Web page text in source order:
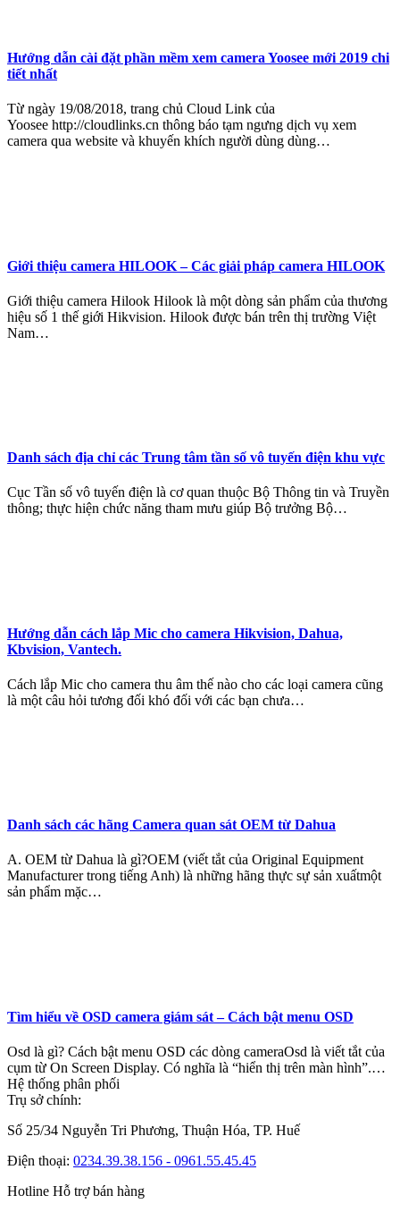
Hướng dẫn cài đặt phần mềm xem camera Yoosee mới 2019 chi
tiết nhất
Từ ngày 19/08/2018, trang chủ Cloud Link của
Yoosee http://cloudlinks.cn thông báo tạm ngưng dịch vụ xem
camera qua website và khuyến khích người dùng dùng…
Giới thiệu camera HILOOK – Các giải pháp camera HILOOK
Giới thiệu camera Hilook Hilook là một dòng sản phẩm của thương
hiệu số 1 thế giới Hikvision. Hilook được bán trên thị trường Việt
Nam…
Danh sách địa chỉ các Trung tâm tần số vô tuyến điện khu vực
Cục Tần số vô tuyến điện là cơ quan thuộc Bộ Thông tin và Truyền
thông; thực hiện chức năng tham mưu giúp Bộ trưởng Bộ…
Hướng dẫn cách lắp Mic cho camera Hikvision, Dahua,
Kbvision, Vantech.
Cách lắp Mic cho camera thu âm thế nào cho các loại camera cũng
là một câu hỏi tương đối khó đối với các bạn chưa…
Danh sách các hãng Camera quan sát OEM từ Dahua
A. OEM từ Dahua là gì?OEM (viết tắt của Original Equipment
Manufacturer trong tiếng Anh) là những hãng thực sự sản xuấtmột
sản phẩm mặc…
Tìm hiểu về OSD camera giám sát – Cách bật menu OSD
Osd là gì? Cách bật menu OSD các dòng cameraOsd là viết tắt của
cụm từ On Screen Display. Có nghĩa là “hiển thị trên màn hình”.…
Hệ thống phân phối
Trụ sở chính:
Số 25/34 Nguyễn Tri Phương, Thuận Hóa, TP. Huế
Điện thoại: 0234.39.38.156 - 0961.55.45.45
Hotline Hỗ trợ bán hàng